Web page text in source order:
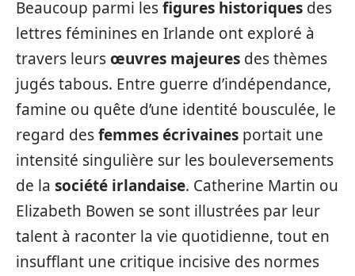
Beaucoup parmi lesfigures historiques des
lettres féminines en Irlande ont exploré à
travers leursœuvres majeures des thèmes
jugés tabous. Entre guerre d’indépendance,
famine ou quête d’une identité bousculée, le
regard desfemmes écrivaines portait une
intensité singulière sur les bouleversements
de la société irlandaise. Catherine Martin ou
Elizabeth Bowen se sont illustrées par leur
talent à raconter la vie quotidienne, tout en
insufflant une critique incisive des normes